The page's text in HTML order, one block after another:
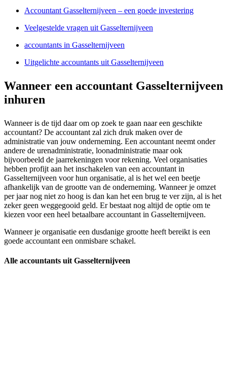
Accountant Gasselternijveen – een goede investering
Veelgestelde vragen uit Gasselternijveen
accountants in Gasselternijveen
Uitgelichte accountants uit Gasselternijveen
Wanneer een accountant Gasselternijveen
inhuren
Wanneer is de tijd daar om op zoek te gaan naar een geschikte
accountant? De accountant zal zich druk maken over de
administratie van jouw onderneming. Een accountant neemt onder
andere de urenadministratie, loonadministratie maar ook
bijvoorbeeld de jaarrekeningen voor rekening. Veel organisaties
hebben profijt aan het inschakelen van een accountant in
Gasselternijveen voor hun organisatie, al is het wel een beetje
afhankelijk van de grootte van de onderneming. Wanneer je omzet
per jaar nog niet zo hoog is dan kan het een brug te ver zijn, al is het
zeker geen weggegooid geld. Er bestaat nog altijd de optie om te
kiezen voor een heel betaalbare accountant in Gasselternijveen.
Wanneer je organisatie een dusdanige grootte heeft bereikt is een
goede accountant een onmisbare schakel.
Alle accountants uit Gasselternijveen